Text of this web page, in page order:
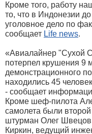
Кроме того, работу
то, что в Индонезии
уголовное дело по
сообщает Life news.
«Авиалайнер "Сухой
потерпел крушения 9
демонстрационного
находились 45
- сообщает
Кроме шеф-пилота
самолета были
штурман Олег
Киркин, ведущий